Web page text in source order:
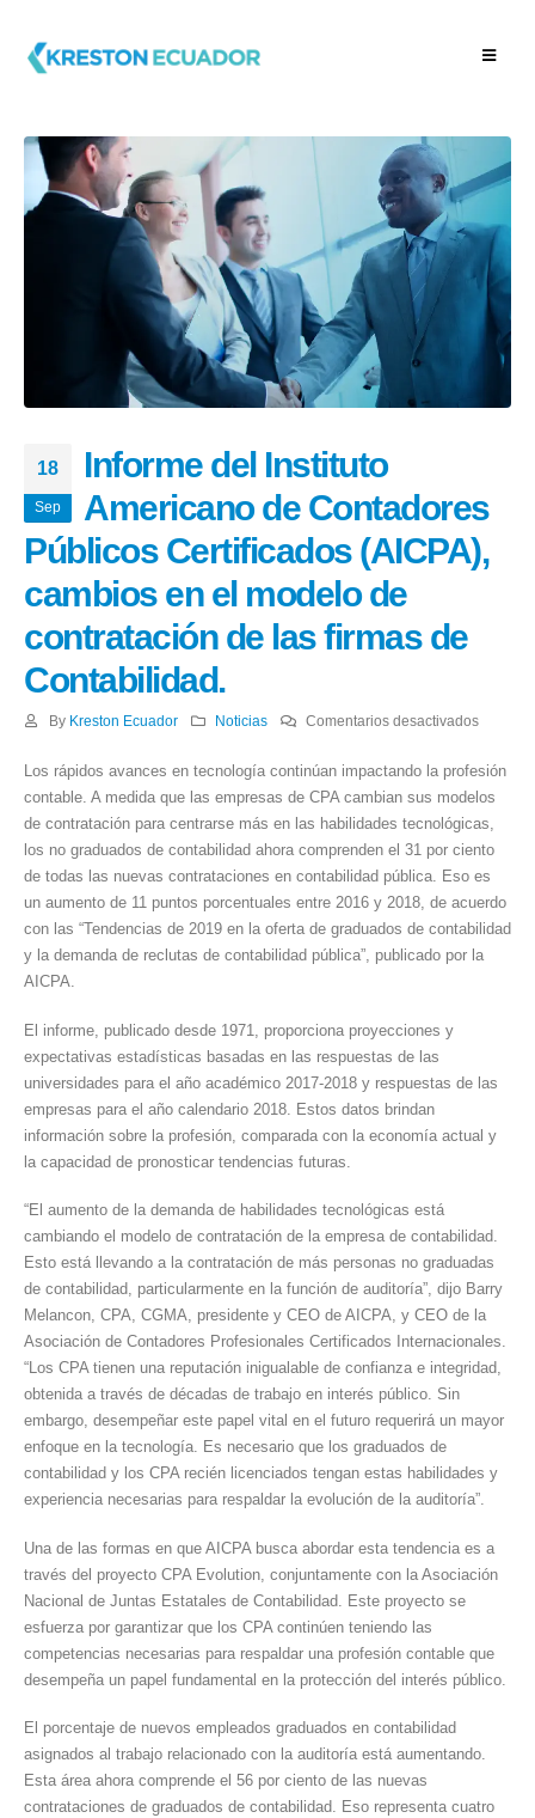
18
Sep
Informe del Instituto
Americano de Contadores
Públicos Certificados (AICPA),
cambios en el modelo de
contratación de las firmas de
Contabilidad.
By Kreston Ecuador Noticias Comentarios desactivadosen
del
Instituto
de
Públicos
(AICPA),
de
de
Los rápidos avances en tecnología continúan impactando la profesión
contable. A medida que las empresas de CPA cambian sus modelos
de contratación para centrarse más en las habilidades tecnológicas,
los no graduados de contabilidad ahora comprenden el 31 por ciento
de todas las nuevas contrataciones en contabilidad pública. Eso es
un aumento de 11 puntos porcentuales entre 2016 y 2018, de acuerdo
con las “Tendencias de 2019 en la oferta de graduados de contabilidad
y la demanda de reclutas de contabilidad pública”, publicado por la
AICPA.
El informe, publicado desde 1971, proporciona proyecciones y
expectativas estadísticas basadas en las respuestas de las
universidades para el año académico 2017-2018 y respuestas de las
empresas para el año calendario 2018. Estos datos brindan
información sobre la profesión, comparada con la economía actual y
la capacidad de pronosticar tendencias futuras.
“El aumento de la demanda de habilidades tecnológicas está
cambiando el modelo de contratación de la empresa de contabilidad.
Esto está llevando a la contratación de más personas no graduadas
de contabilidad, particularmente en la función de auditoría”, dijo Barry
Melancon, CPA, CGMA, presidente y CEO de AICPA, y CEO de la
Asociación de Contadores Profesionales Certificados Internacionales.
“Los CPA tienen una reputación inigualable de confianza e integridad,
obtenida a través de décadas de trabajo en interés público. Sin
embargo, desempeñar este papel vital en el futuro requerirá un mayor
enfoque en la tecnología. Es necesario que los graduados de
contabilidad y los CPA recién licenciados tengan estas habilidades y
experiencia necesarias para respaldar la evolución de la auditoría”.
Una de las formas en que AICPA busca abordar esta tendencia es a
través del proyecto CPA Evolution, conjuntamente con la Asociación
Nacional de Juntas Estatales de Contabilidad. Este proyecto se
esfuerza por garantizar que los CPA continúen teniendo las
competencias necesarias para respaldar una profesión contable que
desempeña un papel fundamental en la protección del interés público.
El porcentaje de nuevos empleados graduados en contabilidad
asignados al trabajo relacionado con la auditoría está aumentando.
Esta área ahora comprende el 56 por ciento de las nuevas
contrataciones de graduados de contabilidad. Eso representa cuatro